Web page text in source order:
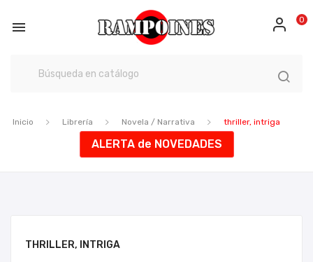
 0
Inicio Librería Novela / Narrativa thriller, intriga
ALERTA de NOVEDADES
THRILLER, INTRIGA